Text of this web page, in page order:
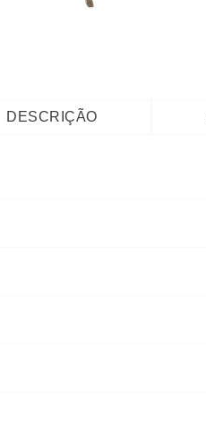
DESCRIÇÃO